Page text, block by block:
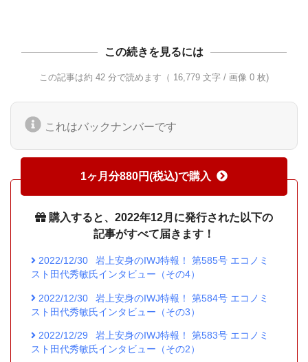
この続きを見るには
この記事は約 42 分で読めます（ 16,779 文字 / 画像 0 枚)
これはバックナンバーです
1ヶ月分880円(税込)で購入
購入すると、2022年12月に発行された以下の
記事がすべて届きます！
2022/12/30
岩上安身のIWJ特報！ 第585号 エコノミ
スト田代秀敏氏インタビュー（その4）
2022/12/30
岩上安身のIWJ特報！ 第584号 エコノミ
スト田代秀敏氏インタビュー（その3）
2022/12/29
岩上安身のIWJ特報！ 第583号 エコノミ
スト田代秀敏氏インタビュー（その2）